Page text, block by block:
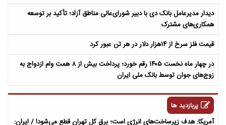
دیدار مدیرعامل بانک دی با دبیر شورای‌عالی مناطق آزاد؛ تأکید بر توسعه
همکاری‌های مشترک
قیمت فلز سرخ از ۱۴هزار دلار در هر تن عبور کرد
در چهار ماه نخست ۱۴۰۵ رقم خورد؛ پرداخت بیش از ۸ همت وام ازدواج به
زوج‌های جوان توسط بانک ملی ایران
پربازدید ها
آمریکا: هدف زیرساخت‌های انرژی است؛ برق کل تهران قطع می‌شود! / ایران: